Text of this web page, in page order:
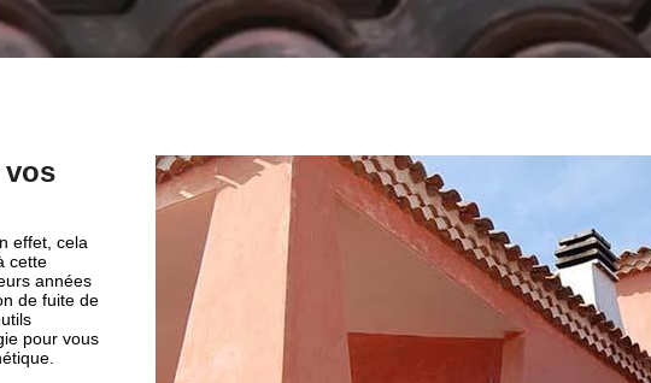
effet, cela
cette
années
de fuite de
pour vous